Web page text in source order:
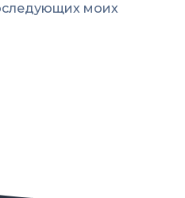
моих